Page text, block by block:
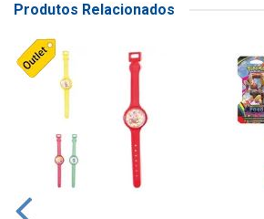
Produtos Relacionados